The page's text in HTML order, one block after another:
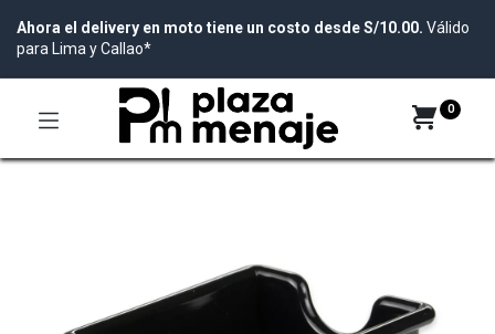
Ahora el delivery en moto tiene un costo desde S/10.00. Válido
para Lima y Callao*
0